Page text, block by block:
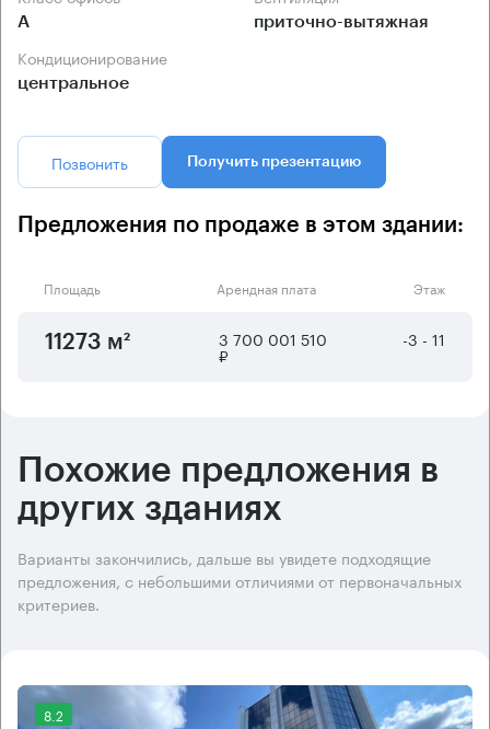
А приточно-вытяжная
Кондиционирование
центральное
Позвонить Получить презентацию
Предложения по продаже в этом здании:
Площадь Арендная плата Этаж
11273 м² 3 700 001 510
₽
-3 - 11
Похожие предложения в
других зданиях
Варианты закончились, дальше вы увидете подходящие
предложения, с небольшими отличиями от первоначальных
критериев.
8.2